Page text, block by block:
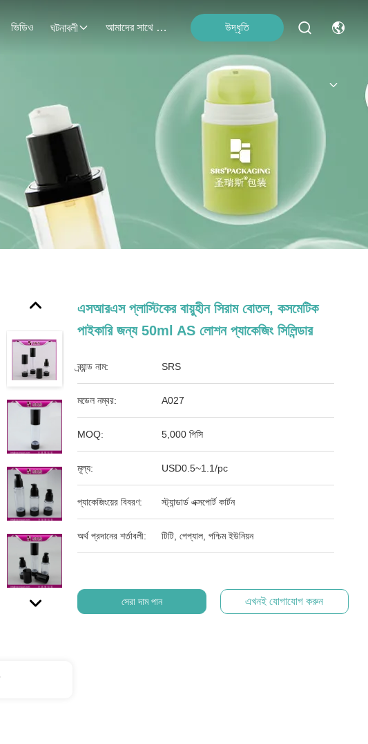
ভিডিও ঘটনাবলী আমাদের সাথে যোগাযোগ উদ্ধৃতি
এসআরএস প্লাস্টিকের বায়ুহীন সিরাম বোতল, কসমেটিক
পাইকারি জন্য 50ml AS লোশন প্যাকেজিং সিলিন্ডার
ব্র্যান্ড নাম: SRS
মডেল নম্বর: A027
MOQ: 5,000 পিসি
মূল্য: USD0.5~1.1/pc
প্যাকেজিংয়ের বিবরণ: স্ট্যান্ডার্ড এক্সপোর্ট কার্টন
অর্থ প্রদানের শর্তাবলী: টিটি, পেপ্যাল, পশ্চিম ইউনিয়ন
সেরা দাম পান এখনই যোগাযোগ করুন